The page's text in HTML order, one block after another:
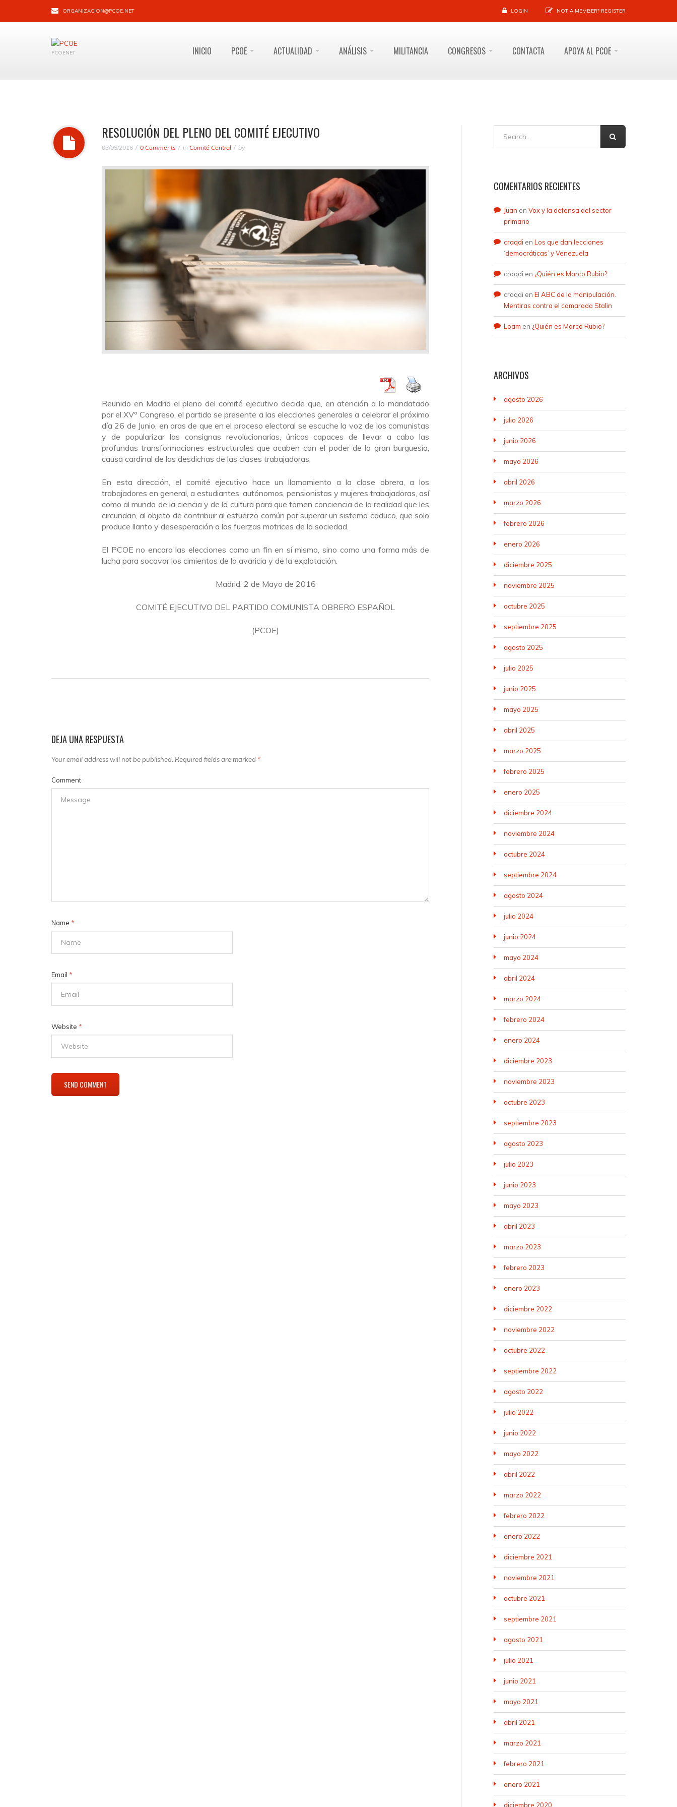
ORGANIZACION@PCOE.NET LOGIN NOT A MEMBER? REGISTER
PCOENET INICIO PCOE ACTUALIDAD ANÁLISIS MILITANCIA CONGRESOS CONTACTA APOYA AL PCOE
RESOLUCIÓN DEL PLENO DEL COMITÉ EJECUTIVO
03/05/2016 0 Comments in Comité Central by
Reunido en Madrid el pleno del comité ejecutivo decide que, en atención a lo mandatado
por el XVº Congreso, el partido se presente a las elecciones generales a celebrar el próximo
día 26 de Junio, en aras de que en el proceso electoral se escuche la voz de los comunistas
y de popularizar las consignas revolucionarias, únicas capaces de llevar a cabo las
profundas transformaciones estructurales que acaben con el poder de la gran burguesía,
causa cardinal de las desdichas de las clases trabajadoras.
En esta dirección, el comité ejecutivo hace un llamamiento a la clase obrera, a los
trabajadores en general, a estudiantes, autónomos, pensionistas y mujeres trabajadoras, así
como al mundo de la ciencia y de la cultura para que tomen conciencia de la realidad que les
circundan, al objeto de contribuir al esfuerzo común por superar un sistema caduco, que solo
produce llanto y desesperación a las fuerzas motrices de la sociedad.
El PCOE no encara las elecciones como un fin en sí mismo, sino como una forma más de
lucha para socavar los cimientos de la avaricia y de la explotación.
Madrid, 2 de Mayo de 2016
COMITÉ EJECUTIVO DEL PARTIDO COMUNISTA OBRERO ESPAÑOL
(PCOE)
DEJA UNA RESPUESTA
Your email address will not be published. Required fields are marked *
Comment
Name *
Email *
Website *
COMENTARIOS RECIENTES
Juan en Vox y la defensa del sector
primario
craqdi en Los que dan lecciones
‘democráticas’ y Venezuela
craqdi en ¿Quién es Marco Rubio?
craqdi en El ABC de la manipulación.
Mentiras contra el camarada Stalin
Loam en ¿Quién es Marco Rubio?
ARCHIVOS
agosto 2026
julio 2026
junio 2026
mayo 2026
abril 2026
marzo 2026
febrero 2026
enero 2026
diciembre 2025
noviembre 2025
octubre 2025
septiembre 2025
agosto 2025
julio 2025
junio 2025
mayo 2025
abril 2025
marzo 2025
febrero 2025
enero 2025
diciembre 2024
noviembre 2024
octubre 2024
septiembre 2024
agosto 2024
julio 2024
junio 2024
mayo 2024
abril 2024
marzo 2024
febrero 2024
enero 2024
diciembre 2023
noviembre 2023
octubre 2023
septiembre 2023
agosto 2023
julio 2023
junio 2023
mayo 2023
abril 2023
marzo 2023
febrero 2023
enero 2023
diciembre 2022
noviembre 2022
octubre 2022
septiembre 2022
agosto 2022
julio 2022
junio 2022
mayo 2022
abril 2022
marzo 2022
febrero 2022
enero 2022
diciembre 2021
noviembre 2021
octubre 2021
septiembre 2021
agosto 2021
julio 2021
junio 2021
mayo 2021
abril 2021
marzo 2021
febrero 2021
enero 2021
diciembre 2020